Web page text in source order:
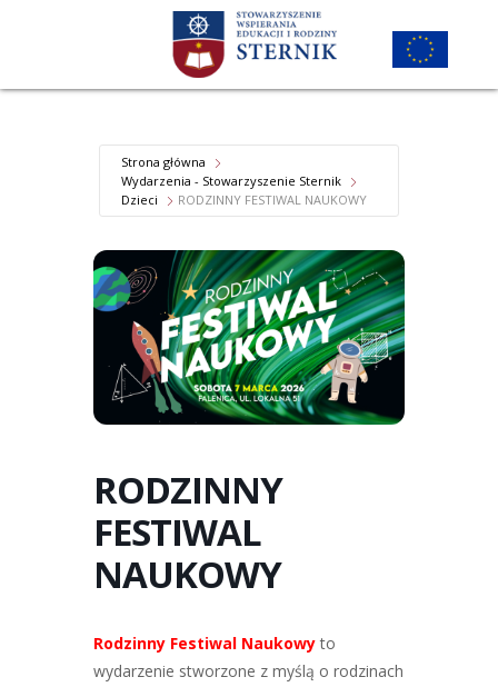
Strona główna
Wydarzenia - Stowarzyszenie Sternik
Dzieci
RODZINNY FESTIWAL NAUKOWY
RODZINNY
FESTIWAL
NAUKOWY
Rodzinny Festiwal Naukowyto
wydarzenie stworzone z myślą o rodzinach